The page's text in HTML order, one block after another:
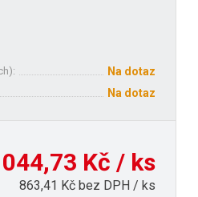
):
Na dotaz
Na dotaz
Kč / ks
863,41 Kč bez DPH / ks